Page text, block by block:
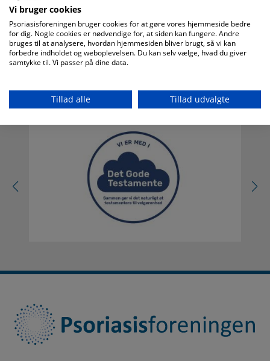
Vi bruger cookies
Psoriasisforeningen bruger cookies for at gøre vores hjemmeside bedre
for dig. Nogle cookies er nødvendige for, at siden kan fungere. Andre
bruges til at analysere, hvordan hjemmesiden bliver brugt, så vi kan
forbedre indholdet og weboplevelsen. Du kan selv vælge, hvad du giver
samtykke til. Vi passer på dine data.
Tillad alle Tillad udvalgte
led, og deres pårørende.
LÆS MERE
Annoncer